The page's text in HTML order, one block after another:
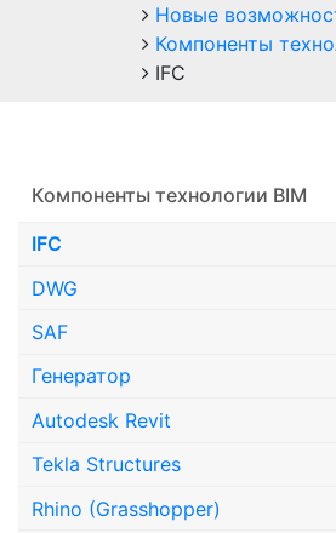
Новые
Компоненты
IFC
Компоненты технологии ВIM
IFC
DWG
SAF
Генератор
Autodesk Revit
Tekla Structures
Rhino (Grasshopper)